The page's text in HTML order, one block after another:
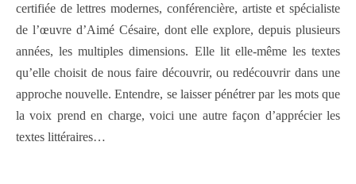
certifiée de lettres modernes, conférencière, artiste et spécialiste
de l’œuvre d’Aimé Césaire, dont elle explore, depuis plusieurs
années, les multiples dimensions. Elle lit elle-même les textes
qu’elle choisit de nous faire découvrir, ou redécouvrir dans une
approche nouvelle. Entendre, se laisser pénétrer par les mots que
la voix prend en charge, voici une autre façon d’apprécier les
textes littéraires…